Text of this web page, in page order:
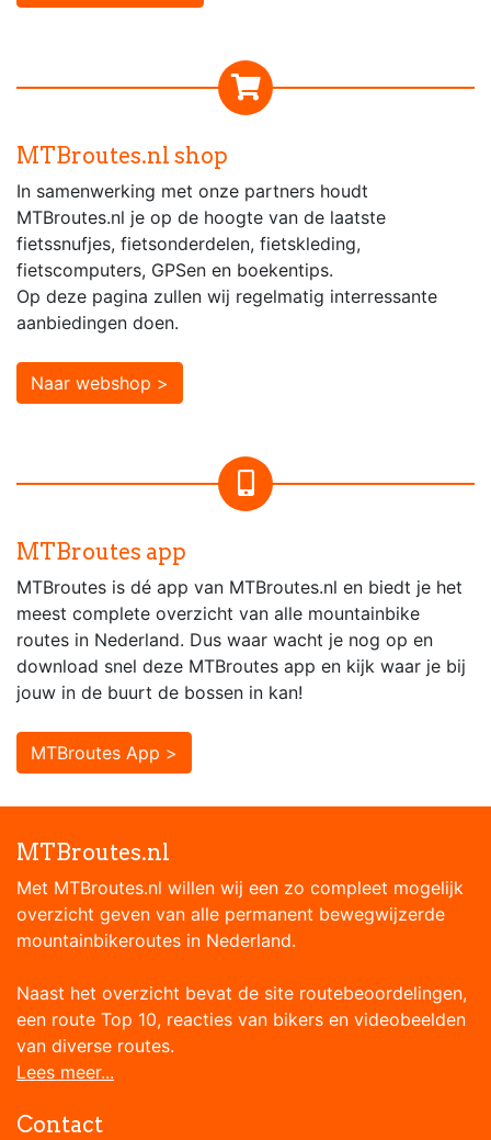
MTBroutes.nl shop
In samenwerking met onze partners houdt
MTBroutes.nl je op de hoogte van de laatste
fietssnufjes, fietsonderdelen, fietskleding,
fietscomputers, GPSen en boekentips.
Op deze pagina zullen wij regelmatig interressante
aanbiedingen doen.
Naar webshop >
MTBroutes app
MTBroutes is dé app van MTBroutes.nl en biedt je het
meest complete overzicht van alle mountainbike
routes in Nederland. Dus waar wacht je nog op en
download snel deze MTBroutes app en kijk waar je bij
jouw in de buurt de bossen in kan!
MTBroutes App >
MTBroutes.nl
Met MTBroutes.nl willen wij een zo compleet mogelijk
overzicht geven van alle permanent bewegwijzerde
mountainbikeroutes in Nederland.
Naast het overzicht bevat de site routebeoordelingen,
een route Top 10, reacties van bikers en videobeelden
van diverse routes.
Lees meer...
Contact